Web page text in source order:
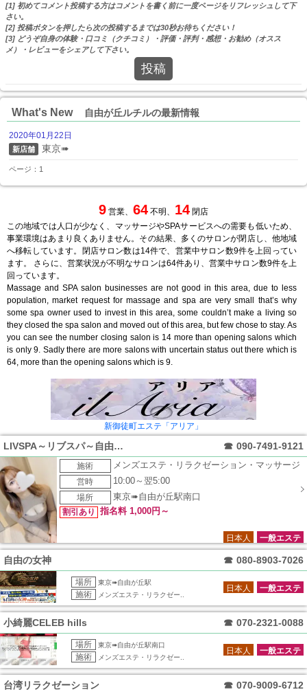
[1] 初めてコメント投稿する方はコメントを書く前に一度ページをリフレッシュして下
さい。
[2] 投稿ボタンを押したら次の投稿するまでは30秒お待ちください！
[3] どうぞ自身の体験・口コミ（クチコミ）・評価・評判・感想・お勧め（オスス
メ）・レビューをシェアして下さい。
投稿
What's New 自由が丘ルチルの最新情報
2020年01月22日
新店舗 東京➠
ページ：1
9 営業、 64 不明、 14 閉店
この地域では人口が少なく、マッサージやSPAサービスへの需要も低いため、
事業環境はあまり良くありません。その結果、多くのサロンが閉店し、他地域
へ移転しています。閉店サロン数は14件で、営業中サロン数9件を上回ってい
ます。 さらに、営業状況が不明なサロンは64件あり、営業中サロン数9件を上
回っています。
Massage and SPA salon businesses are not good in this area, due to less
population, market request for massage and spa are very small that’s why
some spa owner used to invest in this area, some couldn’t make a living so
they closed the spa salon and moved out of this area, but few chose to stay. As
you can see the number closing salon is 14 more than opening salons which
is only 9. Sadly there are more salons with uncertain status out there which is
64, more than the opening salons which is 9.
新御徒町エステ「アリア」
LIVSPA～リブスパ～自由が丘ルーム ☎ 090-7491-9121
施術
メンズエステ・リラクゼーション・マッサージ
営時
10:00～翌5:00
場所
東京➠自由が丘駅南口
割引あり
指名料 1,000円～
一般エステ
日本人
自由の女神 ☎ 080-8903-7026
場所 東京➠自由が丘駅
施術 メンズエステ・リラクゼー..
一般エステ
日本人
小綺麗CELEB hills ☎ 070-2321-0088
場所 東京➠自由が丘駅南口
施術 メンズエステ・リラクゼー..
一般エステ
日本人
台湾リラクゼーション ☎ 070-9009-6712